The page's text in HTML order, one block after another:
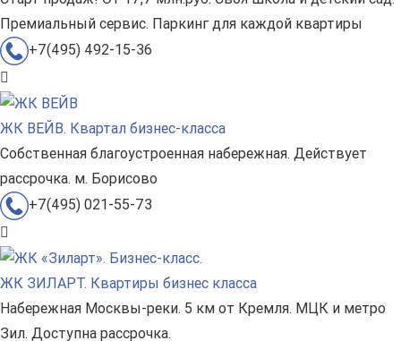
Премиальный сервис. Паркинг для каждой квартиры
+7(495) 492-15-36
ЖК ВЕЙВ. Квартал бизнес-класса
Собственная благоустроенная набережная. Действует
рассрочка. м. Борисово
+7(495) 021-55-73
ЖК ЗИЛАРТ. Квартиры бизнес класса
Набережная Москвы-реки. 5 км от Кремля. МЦК и метро
Зил. Доступна рассрочка.